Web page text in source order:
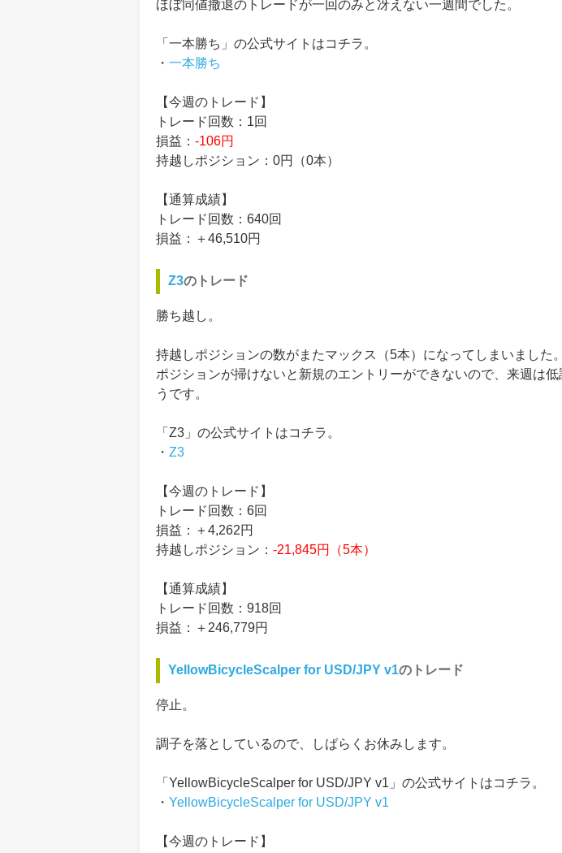
ほぼ同値撤退のトレードが一回のみと冴えない一週間でした。
「一本勝ち」の公式サイトはコチラ。
・ 一本勝ち
【今週のトレード】
トレード回数：1回
損益： -106円
持越しポジション：0円（0本）
【通算成績】
トレード回数：640回
損益：＋46,510円
Z3のトレード
勝ち越し。
持越しポジションの数がまたマックス（5本）になってしまいました。
ポジションが掃けないと新規のエントリーができないので、来週は
うです。
「Z3」の公式サイトはコチラ。
・ Z3
【今週のトレード】
トレード回数：6回
損益：＋4,262円
持越しポジション： -21,845円（5本）
【通算成績】
トレード回数：918回
損益：＋246,779円
YellowBicycleScalper for USD/JPY v1のトレード
停止。
調子を落としているので、しばらくお休みします。
「YellowBicycleScalper for USD/JPY v1」の公式サイトはコチラ。
・ YellowBicycleScalper for USD/JPY v1
【今週のトレード】